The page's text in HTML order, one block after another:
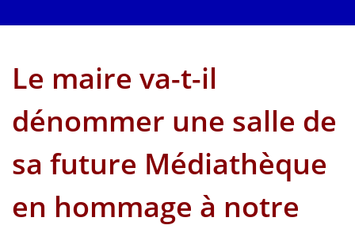
Le maire va-t-il
dénommer une salle de
sa future Médiathèque
en hommage à notre